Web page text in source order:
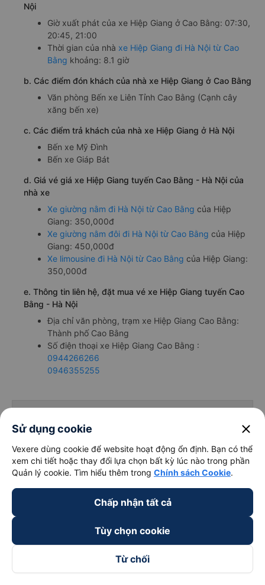
Nội
Giờ xuất phát của xe Hiệp Giang ở Cao Bằng: 07:30,
20:45, 21:00
Thời gian của nhà xe Hiệp Giang đi Hà Nội từ Cao
Bằng khoảng: 8.1 giờ
b. Các điểm đón khách của nhà xe Hiệp Giang ở Cao Bằng
Văn phòng Bến xe Liên Tỉnh Cao Bằng (Cạnh cây
xăng bến xe)
c. Các điểm trả khách của nhà xe Hiệp Giang ở Hà Nội
Bến xe Mỹ Đình
Bến xe Giáp Bát
d. Giá vé giá xe Hiệp Giang tuyến Cao Bằng - Hà Nội của
nhà xe
Xe giường nằm đi Hà Nội từ Cao Bằng của Hiệp
Giang: 350,000đ
Xe giường nằm đôi đi Hà Nội từ Cao Bằng của Hiệp
Giang: 450,000đ
Xe limousine đi Hà Nội từ Cao Bằng của Hiệp Giang:
350,000đ
e. Thông tin liên hệ, đặt mua vé xe Hiệp Giang tuyến Cao
Bằng - Hà Nội
Địa chỉ văn phòng, trạm xe Hiệp Giang Cao Bằng:
Thành phố Cao Bằng
Số điện thoại xe Hiệp Giang Cao Bằng :
0944266266
0946355255
Tổng hợp thông tin lịch chạy nhà xe và giá
vé xe Hiệp Giang
Loại xe
Giờ
chạy
giường nằm
VND
Sử dụng cookie close
Vexere dùng cookie để website hoạt động ổn định. Bạn có thể
xem chi tiết hoặc thay đổi lựa chọn bất kỳ lúc nào trong phần
Quản lý cookie. Tìm hiểu thêm trong Chính sách Cookie.
Chấp nhận tất cả
Tùy chọn cookie
Từ chối